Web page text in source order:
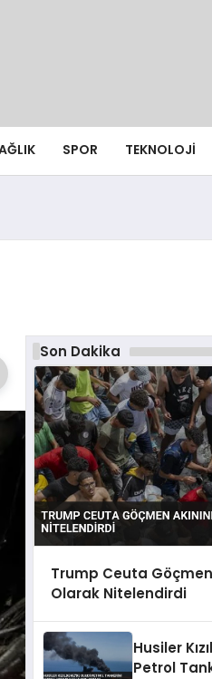
SPOR TEKNOLOJI
Son Dakika
Trump Ceuta Göçmen
Olarak Nitelendirdi
Husiler
Petrol